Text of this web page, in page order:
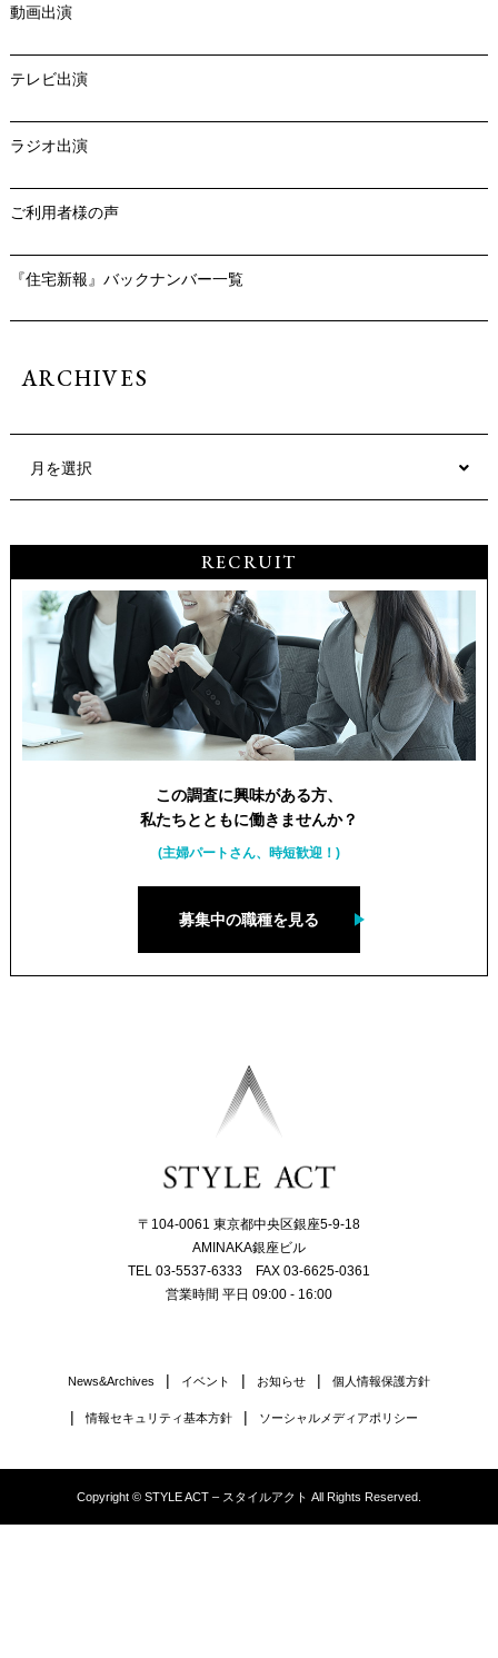
動画出演
テレビ出演
ラジオ出演
ご利用者様の声
『住宅新報』バックナンバー一覧
ARCHIVES
月を選択
RECRUIT
この調査に興味がある方、
私たちとともに働きませんか？
(主婦パートさん、時短歓迎！)
募集中の職種を見る
〒104-0061 東京都中央区銀座5-9-18
AMINAKA銀座ビル
TEL 03-5537-6333 FAX 03-6625-0361
営業時間 平日 09:00 - 16:00
News&Archives イベント お知らせ 個人情報保護方針
情報セキュリティ基本方針 ソーシャルメディアポリシー
Copyright © STYLE ACT – スタイルアクト All Rights Reserved.